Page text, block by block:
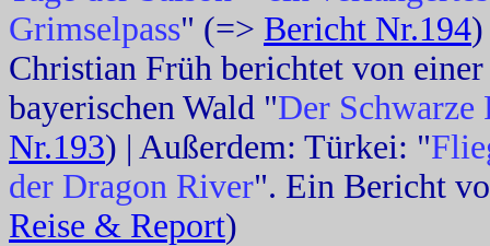
Grimselpass" (=> Bericht Nr.194)
Christian Früh berichtet von
bayerischen Wald "Der Schwarze
Nr.193) | Außerdem: Türkei: "
der Dragon River". Ein Bericht
Reise & Report)